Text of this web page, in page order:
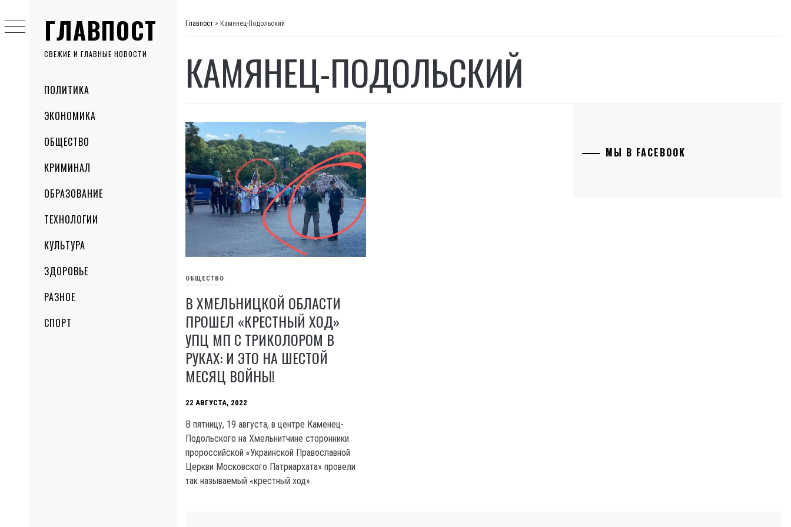
ГЛАВПОСТ
СВЕЖИЕ И ГЛАВНЫЕ НОВОСТИ
MenuПОЛИТИКА
ЭКОНОМИКА
ОБЩЕСТВО
КРИМИНАЛ
ОБРАЗОВАНИЕ
ТЕХНОЛОГИИ
КУЛЬТУРА
ЗДОРОВЬЕ
РАЗНОЕ
СПОРТ
to
content
Главпост > Камянец-Подольский
КАМЯНЕЦ-ПОДОЛЬСКИЙ
ОБЩЕСТВО
В ХМЕЛЬНИЦКОЙ ОБЛАСТИ
ПРОШЕЛ «КРЕСТНЫЙ ХОД»
УПЦ МП С ТРИКОЛОРОМ В
РУКАХ: И ЭТО НА ШЕСТОЙ
МЕСЯЦ ВОЙНЫ!
22 АВГУСТА, 2022
В пятницу, 19 августа, в центре Каменец-
Подольского на Хмельнитчине сторонники
пророссийской «Украинской Православной
Церкви Московского Патриархата» провели
так называемый «крестный ход».
МЫ В FACEBOOK